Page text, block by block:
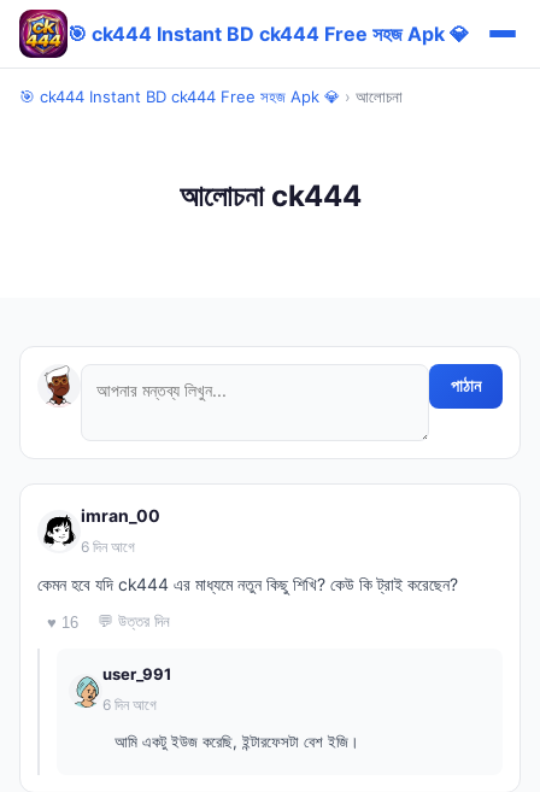
🎯 ck444 Instant BD ck444 Free সহজ Apk 💎
🎯 ck444 Instant BD ck444 Free সহজ Apk 💎 › আলোচনা
আলোচনা ck444
পাঠান
imran_00
6 দিন আগে
কেমন হবে যদি ck444 এর মাধ্যমে নতুন কিছু শিখি? কেউ কি ট্রাই করেছেন?
♥ 16 💬 উত্তর দিন
user_991
6 দিন আগে
আমি একটু ইউজ করেছি, ইন্টারফেসটা বেশ ইজি।